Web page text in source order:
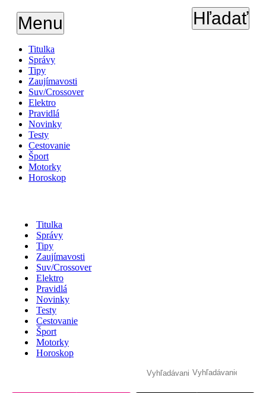
Menu Hľadať
Titulka
Správy
Tipy
Zaujímavosti
Suv/Crossover
Elektro
Pravidlá
Novinky
Testy
Cestovanie
Šport
Motorky
Horoskop
Titulka
Správy
Tipy
Zaujímavosti
Suv/Crossover
Elektro
Pravidlá
Novinky
Testy
Cestovanie
Šport
Motorky
Horoskop